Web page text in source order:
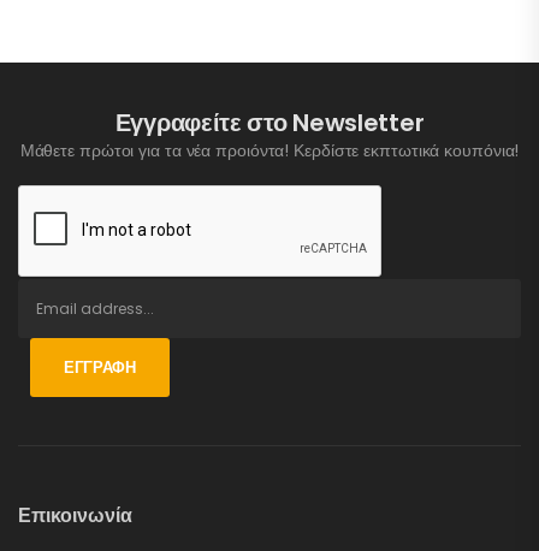
Εγγραφείτε στο Newsletter
Μάθετε πρώτοι για τα νέα προιόντα! Κερδίστε εκπτωτικά κουπόνια!
ΕΓΓΡΑΦΉ
Επικοινωνία